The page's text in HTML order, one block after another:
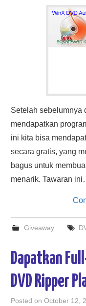
HASIL PENCARIAN
Setelah sebelumnya
mendapatkan
ini kita bisa
secara gratis, yang
bagus untuk
menarik. Tawaran
Giveaway
Dapatkan
DVD Ripper
Posted onOctober 12,